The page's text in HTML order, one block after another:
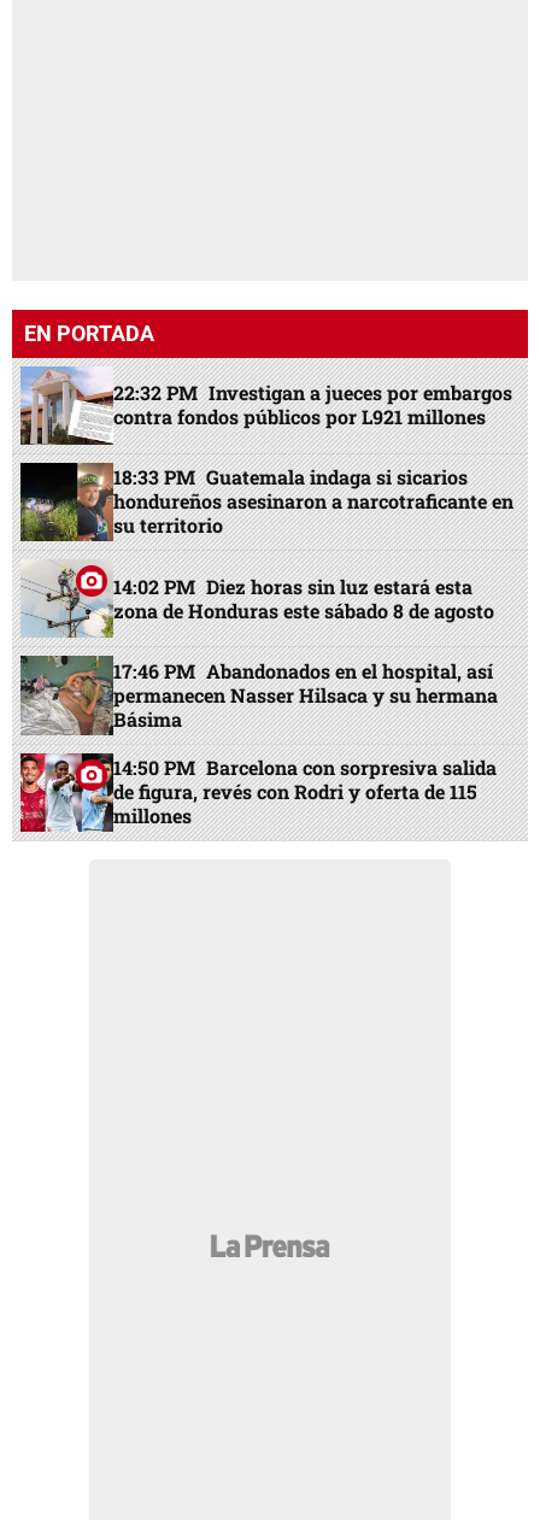
EN PORTADA
22:32 PM Investigan a jueces por embargos
contra fondos públicos por L921 millones
18:33 PM Guatemala indaga si sicarios
hondureños asesinaron a narcotraficante en
su territorio
14:02 PM Diez horas sin luz estará esta
zona de Honduras este sábado 8 de agosto
17:46 PM Abandonados en el hospital, así
permanecen Nasser Hilsaca y su hermana
Básima
14:50 PM Barcelona con sorpresiva salida
de figura, revés con Rodri y oferta de 115
millones